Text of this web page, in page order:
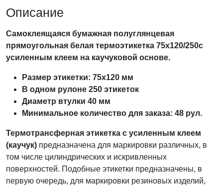
Описание
Самоклеящаяся бумажная полуглянцевая
прямоугольная белая термоэтикетка 75х120/250с
усиленным клеем на каучуковой основе.
Размер этикетки: 75х120 мм
В одном рулоне 250 этикеток
Диаметр втулки 40 мм
Минимальное количество для заказа: 48 рул.
Термотрансферная этикетка с усиленным клеем
(каучук) предназначена для маркировки различных, в
том числе цилиндрических и искривленных
поверхностей. Подобные этикетки предназначены, в
первую очередь, для маркировки резиновых изделий,